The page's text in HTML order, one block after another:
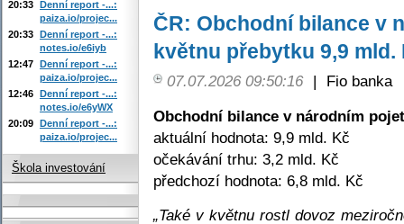
ČR: Obchodní bilance v
květnu přebytku 9,9 mld.
07.07.2026 09:50:16 |
Fio banka
Obchodní bilance v národním
aktuální hodnota: 9,9 mld. Kč
očekávání trhu: 3,2 mld. Kč
předchozí hodnota: 6,8 mld. Kč
„Také v květnu rostl dovoz
20:33 Denní report -...:
paiza.io/projec...
20:33 Denní report -...:
notes.io/e6iyb
12:47 Denní report -...:
paiza.io/projec...
12:46 Denní report -...:
notes.io/e6yWX
20:09 Denní report -...:
paiza.io/projec...
Škola investování